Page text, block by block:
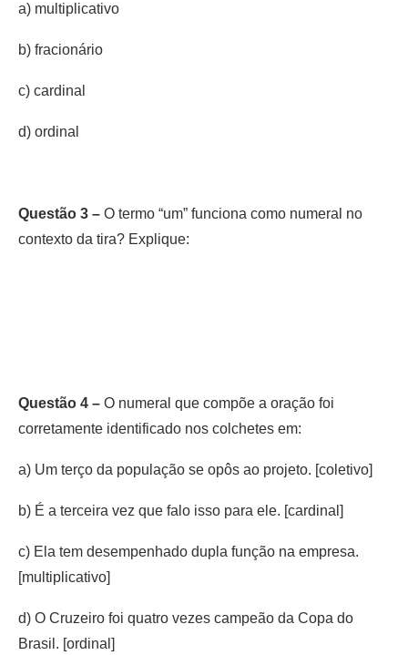
a) multiplicativo
b) fracionário
c) cardinal
d) ordinal
Questão 3 – O termo “um” funciona como numeral no
contexto da tira? Explique:
Questão 4 – O numeral que compõe a oração foi
corretamente identificado nos colchetes em:
a) Um terço da população se opôs ao projeto. [coletivo]
b) É a terceira vez que falo isso para ele. [cardinal]
c) Ela tem desempenhado dupla função na empresa.
[multiplicativo]
d) O Cruzeiro foi quatro vezes campeão da Copa do
Brasil. [ordinal]